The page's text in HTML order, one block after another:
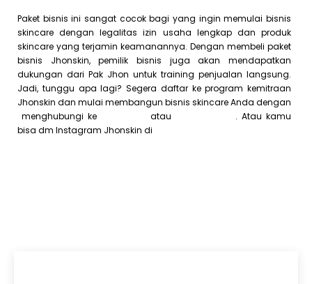
Paket bisnis ini sangat cocok bagi yang ingin memulai bisnis
skincare dengan legalitas izin usaha lengkap dan produk
skincare yang terjamin keamanannya. Dengan membeli paket
bisnis Jhonskin, pemilik bisnis juga akan mendapatkan
dukungan dari Pak Jhon untuk training penjualan langsung.
Jadi, tunggu apa lagi? Segera daftar ke program kemitraan
Jhonskin dan mulai membangun bisnis skincare Anda dengan
menghubungi ke
atau
. Atau kamu
bisa dm Instagram Jhonskin di